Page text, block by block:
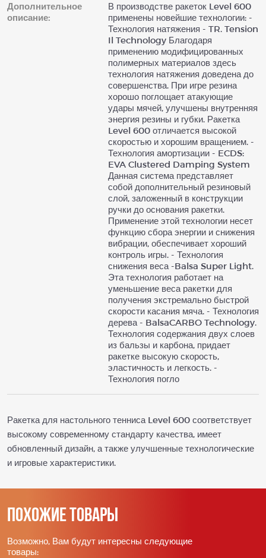
Дополнительное
описание:
В производстве ракеток Level 600
применены новейшие технологии: -
Технология натяжения - TR. Tension
Il Technology Благодаря
применению модифицированных
полимерных материалов здесь
технология натяжения доведена до
совершенства. При игре резина
хорошо поглощает атакующие
удары мячей, улучшены внутренняя
энергия резины и губки. Ракетка
Level 600 отличается высокой
скоростью и хорошим вращением. -
Технология амортизации - ECDS:
EVA Clustered Damping System
Данная система представляет
собой дополнительный резиновый
слой, заложенный в конструкции
ручки до основания ракетки.
Применение этой технологии несет
функцию сбора энергии и снижения
вибрации, обеспечивает хороший
контроль игры. - Технология
снижения веса -Balsa Super Light.
Эта технология работает на
уменьшение веса ракетки для
получения экстремально быстрой
скорости касания мяча. - Технология
дерева - BalsaCARBO Technology.
Технология содержания двух слоев
из бальзы и карбона, придает
ракетке высокую скорость,
эластичность и легкость. -
Технология погло
Ракетка для настольного тенниса Level 600 соответствует
высокому современному стандарту качества, имеет
обновленный дизайн, а также улучшенные технологические
и игровые характеристики.
Похожие товары
Возможно, Вам будут интересны следующие
товары: